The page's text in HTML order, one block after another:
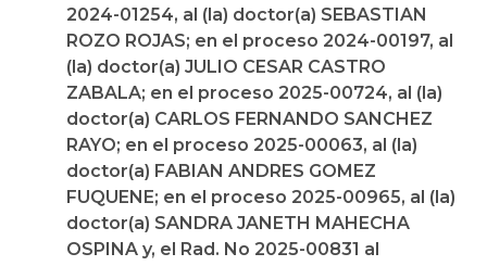
2024-01254, al (la) doctor(a) SEBASTIAN
ROZO ROJAS; en el proceso 2024-00197, al
(la) doctor(a) JULIO CESAR CASTRO
ZABALA; en el proceso 2025-00724, al (la)
doctor(a) CARLOS FERNANDO SANCHEZ
RAYO; en el proceso 2025-00063, al (la)
doctor(a) FABIAN ANDRES GOMEZ
FUQUENE; en el proceso 2025-00965, al (la)
doctor(a) SANDRA JANETH MAHECHA
OSPINA y, el Rad. No 2025-00831 al